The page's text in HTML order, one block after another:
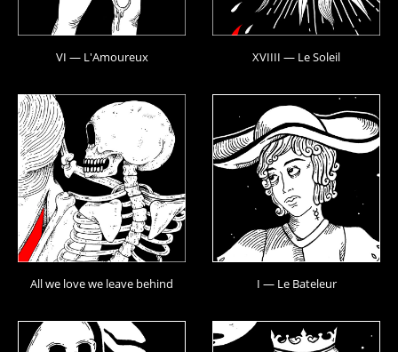
VI — L'Amoureux XVIIII — Le Soleil
All we love we leave behind I — Le Bateleur